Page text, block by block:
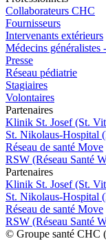
Collaborateurs CHC
Fournisseurs
Intervenants extérieurs
Médecins généralistes
Presse
Réseau pédiatrie
Stagiaires
Volontaires
Partenaires
Klinik St. Josef (St.
St. Nikolaus-Hospital
Réseau de santé Move
RSW (Réseau Santé
Partenaires
Klinik St. Josef (St.
St. Nikolaus-Hospital
Réseau de santé Move
RSW (Réseau Santé
© Groupe santé CHC